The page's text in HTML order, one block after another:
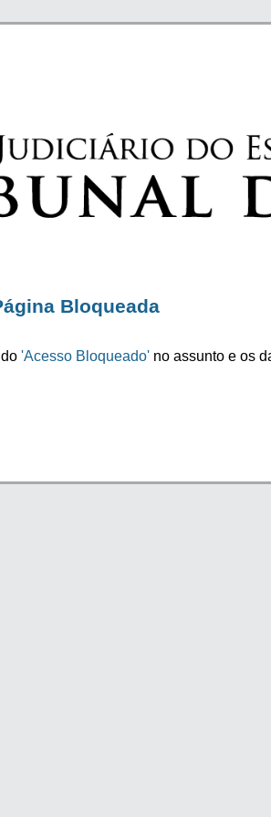
Bloqueada
'Acesso Bloqueado' no assunto e os